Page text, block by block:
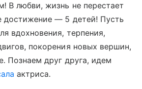
В любви, жизнь не перестает
достижение — 5 детей! Пусть
вдохновения, терпения,
покорения новых вершин,
Познаем друг друга, идем
актриса.